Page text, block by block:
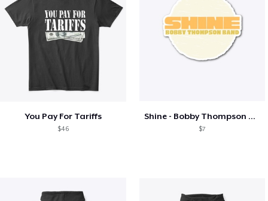
You Pay For Tariffs
$46
Shine - Bobby Thompson Band Merch
$7